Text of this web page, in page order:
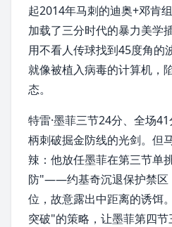
起2014年马刺的迪奥+邓肯
加载了三分时代的暴力美学
用不看人传球找到45度角的
就像被植入病毒的计算机 ，
态。
特雷·墨菲三节24分、全场
柄刺破掘金防线的光剑。但
辣：他放任墨菲在第三节单
防"——约基奇沉退保护禁区
位，故意露出中距离的诱饵
突破"的策略，让墨菲第四节